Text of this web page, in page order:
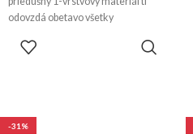
odovzdá obetavo všetky
ergonomickou kapucňou s
-31%